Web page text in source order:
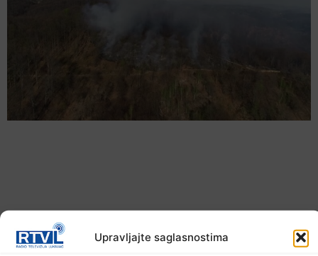
Upravljajte saglasnostima